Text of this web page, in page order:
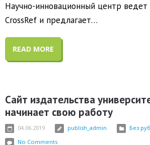
Научно-инновационный центр ведет
CrossRef и предлагает…
READ MORE
Сайт издательства
начинает свою работу
04.06.2019 publish_admin Без
No Comments